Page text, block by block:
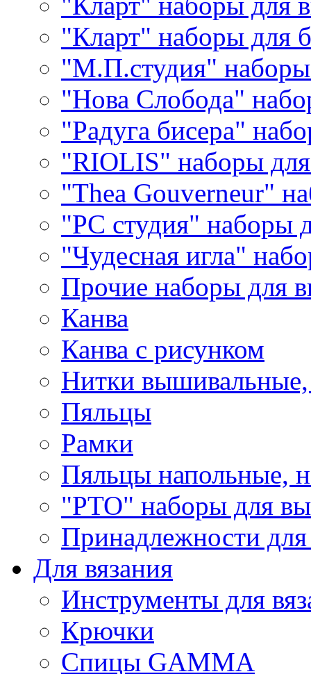
"Кларт" наборы для
"М.П.студия"
"Нова Слобода"
"Радуга бисера"
"RIOLIS" наборы
"Thea Gouverneur"
"РС студия" наборы
"Чудесная игла"
Прочие наборы для
Канва
Канва с рисунком
Нитки
Пяльцы
Рамки
Пяльцы напольные,
"РТО" наборы для
Принадлежности
Для вязания
Инструменты для
Крючки
Спицы GAMMA